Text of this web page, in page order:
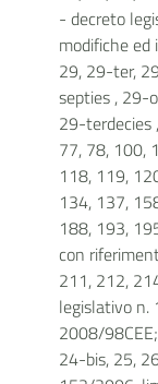
- decreto
modifiche ed
29, 29-ter,
septies , 29-
29-terdecies
77, 78, 100,
118, 119,
134, 137,
188, 193,
con
211, 212,
legislativo
2008/
24-bis, 25,